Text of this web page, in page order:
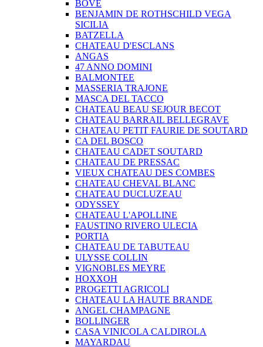
BOVE
BENJAMIN DE ROTHSCHILD VEGA
SICILIA
BATZELLA
CHATEAU D'ESCLANS
ANGAS
47 ANNO DOMINI
BALMONTEE
MASSERIA TRAJONE
MASCA DEL TACCO
CHATEAU BEAU SEJOUR BECOT
CHATEAU BARRAIL BELLEGRAVE
CHATEAU PETIT FAURIE DE SOUTARD
CA DEL BOSCO
CHATEAU CADET SOUTARD
CHATEAU DE PRESSAC
VIEUX CHATEAU DES COMBES
CHATEAU CHEVAL BLANC
CHATEAU DUCLUZEAU
ODYSSEY
CHATEAU L'APOLLINE
FAUSTINO RIVERO ULECIA
PORTIA
CHATEAU DE TABUTEAU
ULYSSE COLLIN
VIGNOBLES MEYRE
HOXXOH
PROGETTI AGRICOLI
CHATEAU LA HAUTE BRANDE
ANGEL CHAMPAGNE
BOLLINGER
CASA VINICOLA CALDIROLA
MAYARDAU